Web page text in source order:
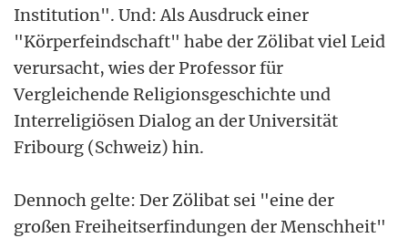
Institution". Und: Als Ausdruck einer
"Körperfeindschaft" habe der Zölibat viel Leid
verursacht, wies der Professor für
Vergleichende Religionsgeschichte und
Interreligiösen Dialog an der Universität
Fribourg (Schweiz) hin.
Dennoch gelte: Der Zölibat sei "eine der
großen Freiheitserfindungen der Menschheit"